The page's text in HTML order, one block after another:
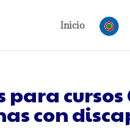
Inicio
cursos
con